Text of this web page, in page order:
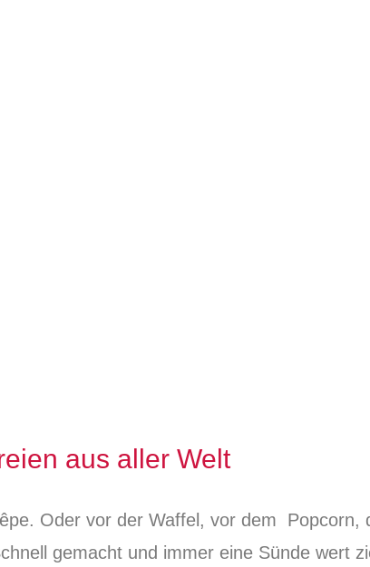
aus aller Welt
Oder vor der Waffel, vor dem Popcorn,
gemacht und immer eine Sünde wert